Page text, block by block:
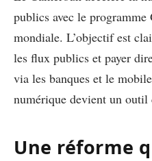
publics avec le
mondiale. L’objectif est
les flux publics et payer
via les banques et le
numérique devient un outil
Une réforme